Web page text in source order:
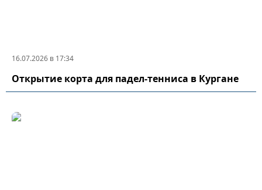
16.07.2026 в 17:34
Открытие корта для падел-тенниса в Кургане